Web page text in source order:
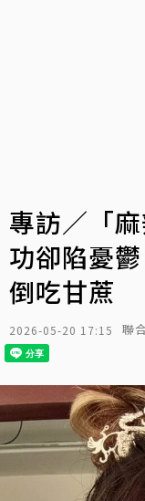
專訪／「
功卻陷憂
倒吃甘蔗
2026-05-20 17:15 聯